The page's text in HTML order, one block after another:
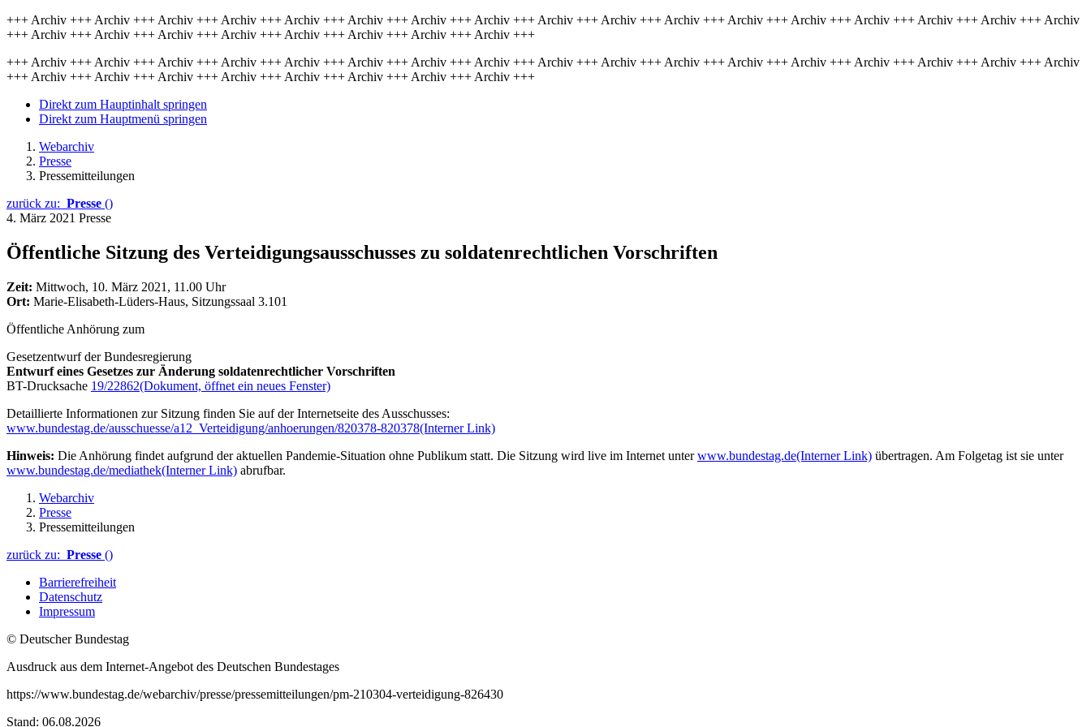
+++ Archiv +++ Archiv +++ Archiv +++ Archiv +++ Archiv +++ Archiv +++ Archiv +++ Archiv +++ Archiv +++ Archiv +++ Archiv +++ Archiv +++ Archiv +++ Archiv +++ Archiv +++ Archiv +++ Archiv
+++ Archiv +++ Archiv +++ Archiv +++ Archiv +++ Archiv +++ Archiv +++ Archiv +++ Archiv +++
+++ Archiv +++ Archiv +++ Archiv +++ Archiv +++ Archiv +++ Archiv +++ Archiv +++ Archiv +++ Archiv +++ Archiv +++ Archiv +++ Archiv +++ Archiv +++ Archiv +++ Archiv +++ Archiv +++ Archiv
+++ Archiv +++ Archiv +++ Archiv +++ Archiv +++ Archiv +++ Archiv +++ Archiv +++ Archiv +++
Direkt zum Hauptinhalt springen
Direkt zum Hauptmenü springen
Webarchiv
Presse
Pressemitteilungen
zurück zu: Presse ()
4. März 2021 Presse
Öffentliche Sitzung des Verteidigungsausschusses zu soldatenrechtlichen Vorschriften
Zeit: Mittwoch, 10. März 2021, 11.00 Uhr
Ort: Marie-Elisabeth-Lüders-Haus, Sitzungssaal 3.101
Öffentliche Anhörung zum
Gesetzentwurf der Bundesregierung
Entwurf eines Gesetzes zur Änderung soldatenrechtlicher Vorschriften
BT-Drucksache 19/22862(Dokument, öffnet ein neues Fenster)
Detaillierte Informationen zur Sitzung finden Sie auf der Internetseite des Ausschusses:
www.bundestag.de/ausschuesse/a12_Verteidigung/anhoerungen/820378-820378(Interner Link)
Hinweis: Die Anhörung findet aufgrund der aktuellen Pandemie-Situation ohne Publikum statt. Die Sitzung wird live im Internet unterwww.bundestag.de(Interner Link) übertragen. Am Folgetag ist sie unter
www.bundestag.de/mediathek(Interner Link) abrufbar.
Webarchiv
Presse
Pressemitteilungen
zurück zu: Presse ()
Barrierefreiheit
Datenschutz
Impressum
© Deutscher Bundestag
Ausdruck aus dem Internet-Angebot des Deutschen Bundestages
https://www.bundestag.de/webarchiv/presse/pressemitteilungen/pm-210304-verteidigung-826430
Stand: 06.08.2026